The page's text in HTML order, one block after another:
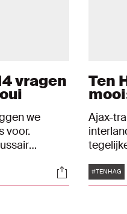
vragen
we
voor.
Champions
de
Socials
Ten
Ajax-
Tags
#TENHAG